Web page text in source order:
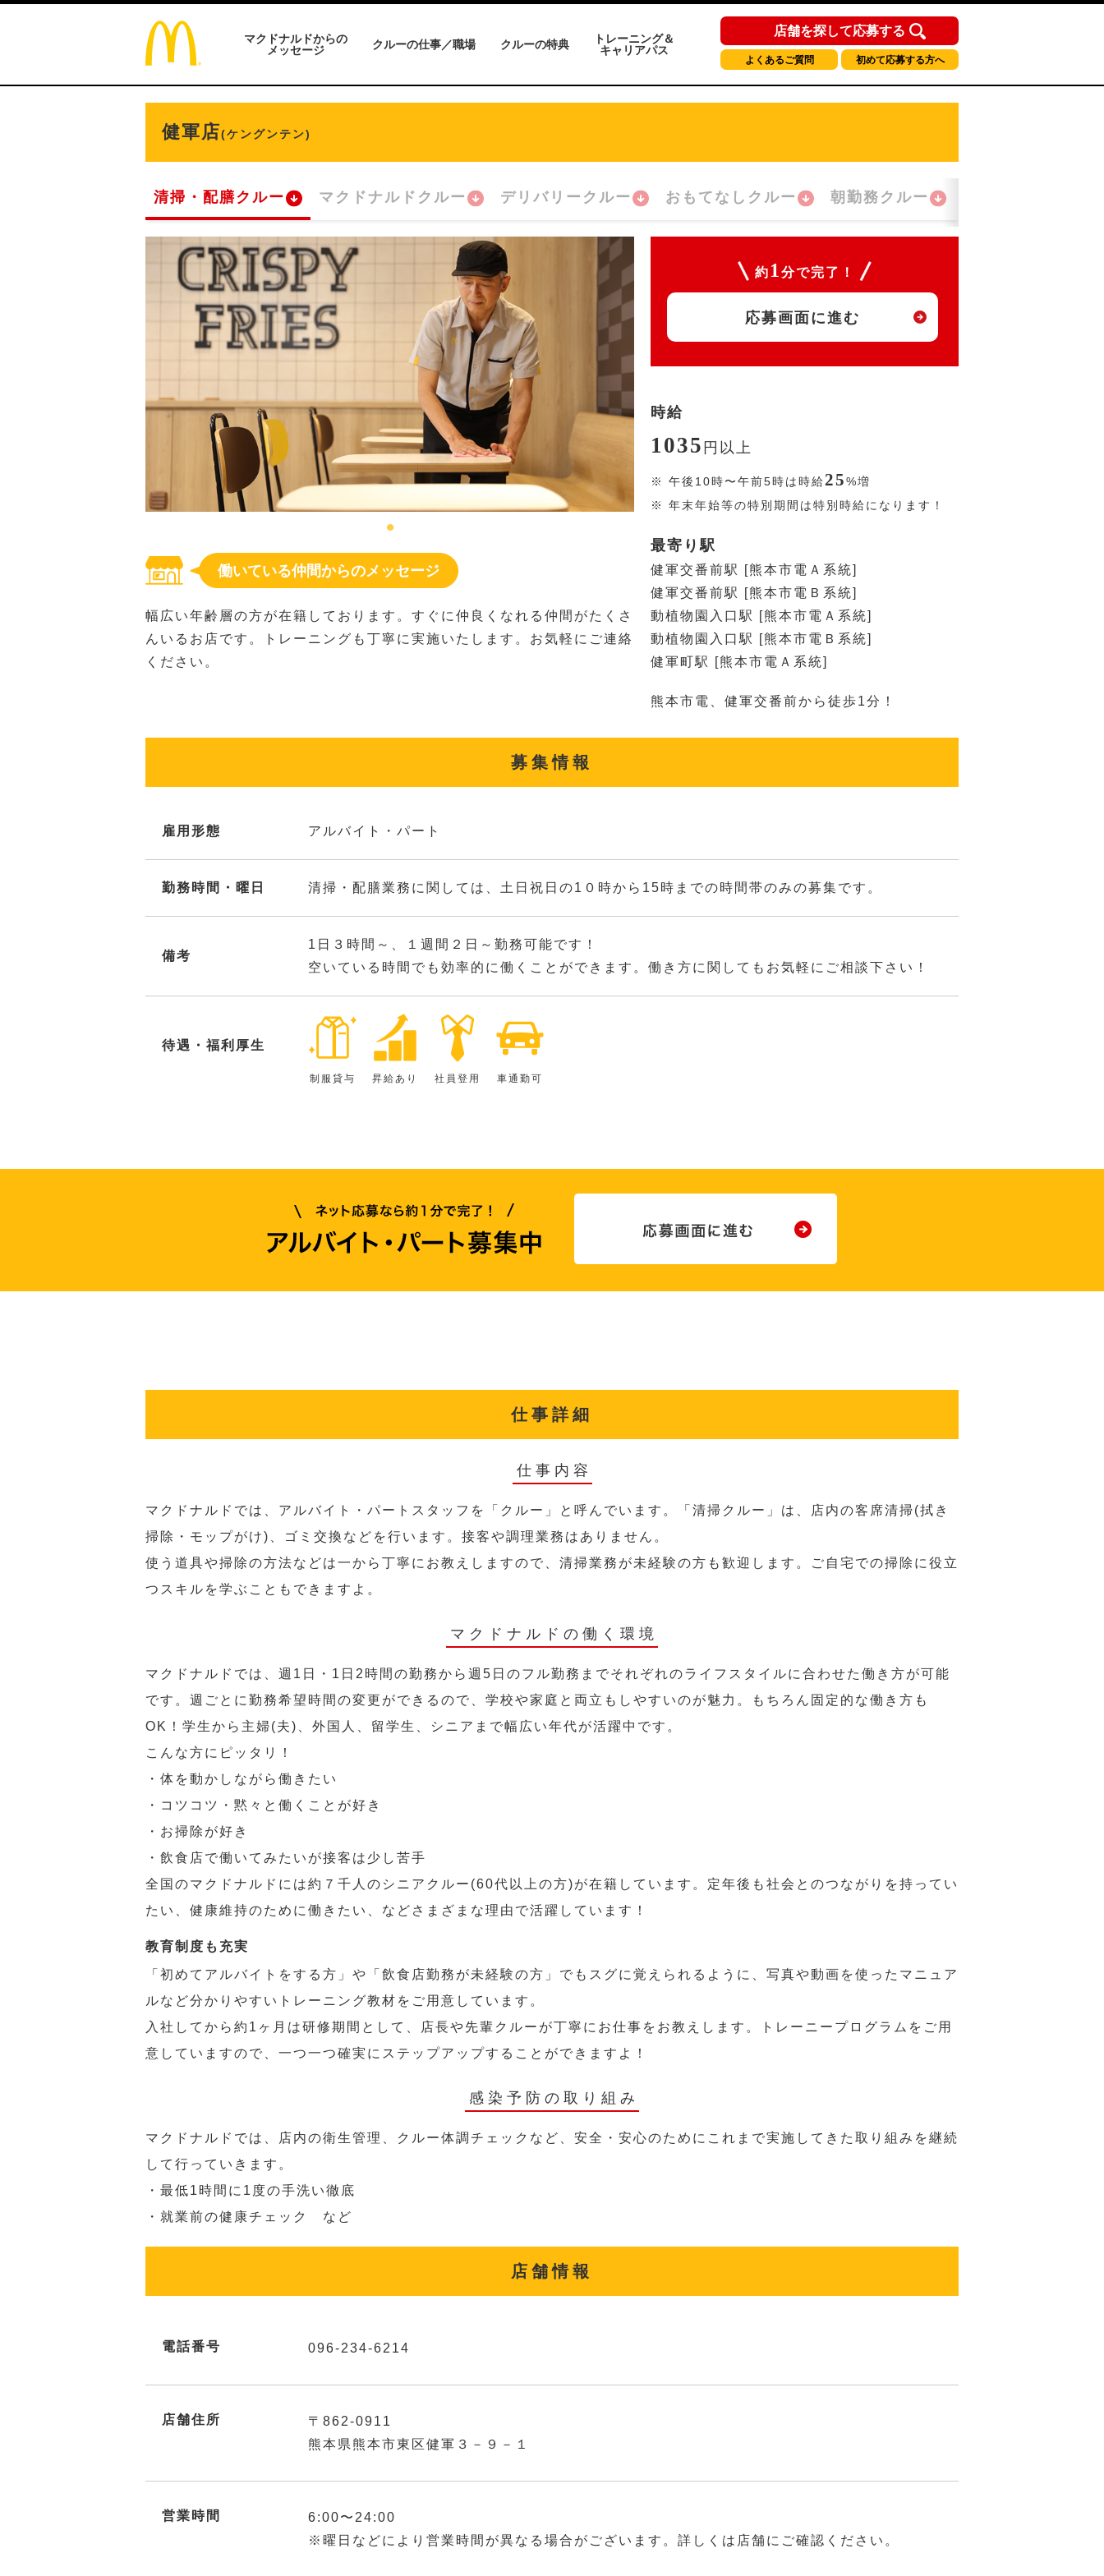
マクドナルドからの
メッセージ
クルーの仕事／職場 クルーの特典
トレーニング＆
キャリアパス
店舗を探して応募する
よくあるご質問 初めて応募する方へ
健軍店(ケングンテン)
清掃・配膳クルー マクドナルドクルー デリバリークルー おもてなしクルー 朝勤務クルー
働いている仲間からのメッセージ
幅広い年齢層の方が在籍しております。すぐに仲良くなれる仲間がたくさ
んいるお店です。トレーニングも丁寧に実施いたします。お気軽にご連絡
ください。
約 1 分で完了！
応募画面に進む
時給
1035 円 以上
※ 午後10時〜午前5時は時給25%増
※ 年末年始等の特別期間は特別時給になります！
最寄り駅
健軍交番前駅 [熊本市電Ａ系統]
健軍交番前駅 [熊本市電Ｂ系統]
動植物園入口駅 [熊本市電Ａ系統]
動植物園入口駅 [熊本市電Ｂ系統]
健軍町駅 [熊本市電Ａ系統]
熊本市電、健軍交番前から徒歩1分！
募集情報
雇用形態 アルバイト・パート
勤務時間・曜日 清掃・配膳業務に関しては、土日祝日の1０時から15時までの時間帯のみの募集です。
備考
1日３時間～、１週間２日～勤務可能です！
空いている時間でも効率的に働くことができます。働き方に関してもお気軽にご相談下さい！
待遇・福利厚生
制服貸与 昇給あり 社員登用 車通勤可
仕事詳細
仕事内容
マクドナルドでは、アルバイト・パートスタッフを「クルー」と呼んでいます。「清掃クルー」は、店内の客席清掃(拭き
掃除・モップがけ)、ゴミ交換などを行います。接客や調理業務はありません。
使う道具や掃除の方法などは一から丁寧にお教えしますので、清掃業務が未経験の方も歓迎します。ご自宅での掃除に役立
つスキルを学ぶこともできますよ。
マクドナルドの働く環境
マクドナルドでは、週1日・1日2時間の勤務から週5日のフル勤務までそれぞれのライフスタイルに合わせた働き方が可能
です。週ごとに勤務希望時間の変更ができるので、学校や家庭と両立もしやすいのが魅力。もちろん固定的な働き方も
OK！学生から主婦(夫)、外国人、留学生、シニアまで幅広い年代が活躍中です。
こんな方にピッタリ！
・体を動かしながら働きたい
・コツコツ・黙々と働くことが好き
・お掃除が好き
・飲食店で働いてみたいが接客は少し苦手
全国のマクドナルドには約７千人のシニアクルー(60代以上の方)が在籍しています。定年後も社会とのつながりを持ってい
たい、健康維持のために働きたい、などさまざまな理由で活躍しています！
教育制度も充実
「初めてアルバイトをする方」や「飲食店勤務が未経験の方」でもスグに覚えられるように、写真や動画を使ったマニュア
ルなど分かりやすいトレーニング教材をご用意しています。
入社してから約1ヶ月は研修期間として、店長や先輩クルーが丁寧にお仕事をお教えします。トレーニープログラムをご用
意していますので、一つ一つ確実にステップアップすることができますよ！
感染予防の取り組み
マクドナルドでは、店内の衛生管理、クルー体調チェックなど、安全・安心のためにこれまで実施してきた取り組みを継続
して行っていきます。
・最低1時間に1度の手洗い徹底
・就業前の健康チェック など
店舗情報
電話番号 096-234-6214
店舗住所
〒862-0911
熊本県熊本市東区健軍３－９－１
営業時間
6:00〜24:00
※曜日などにより営業時間が異なる場合がございます。詳しくは店舗にご確認ください。